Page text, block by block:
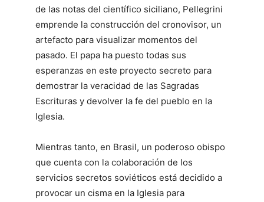
de las notas del científico siciliano, Pellegrini
emprende la construcción del cronovisor, un
artefacto para visualizar momentos del
pasado. El papa ha puesto todas sus
esperanzas en este proyecto secreto para
demostrar la veracidad de las Sagradas
Escrituras y devolver la fe del pueblo en la
Iglesia.
Mientras tanto, en Brasil, un poderoso obispo
que cuenta con la colaboración de los
servicios secretos soviéticos está decidido a
provocar un cisma en la Iglesia para